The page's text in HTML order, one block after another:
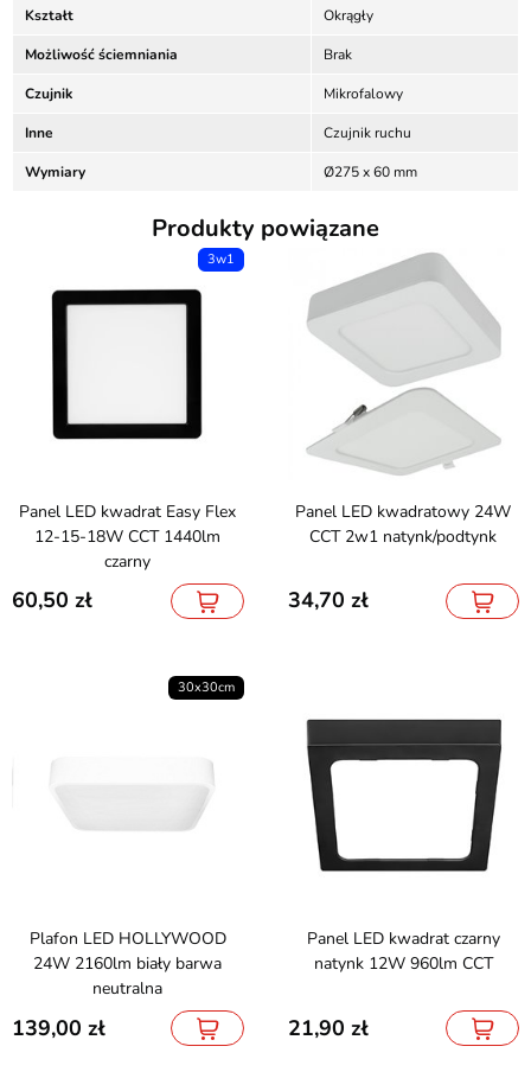
Kształt Okrągły
Możliwość ściemniania Brak
Czujnik Mikrofalowy
Inne Czujnik ruchu
Wymiary Ø275 x 60 mm
Produkty powiązane
3w1
Panel LED kwadrat Easy Flex
12-15-18W CCT 1440lm
czarny
60,50
Panel LED kwadratowy 24W
CCT 2w1 natynk/podtynk
34,70
30x30cm
Plafon LED HOLLYWOOD
24W 2160lm biały barwa
neutralna
139,00
Panel LED kwadrat czarny
natynk 12W 960lm CCT
21,90